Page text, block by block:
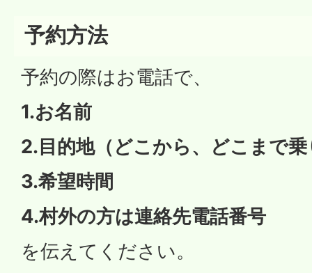
予約方法
予約の際はお電話で、
1.お名前
2.目的地（どこから、どこまで
3.希望時間
4.村外の方は連絡先電話番号
を伝えてください。